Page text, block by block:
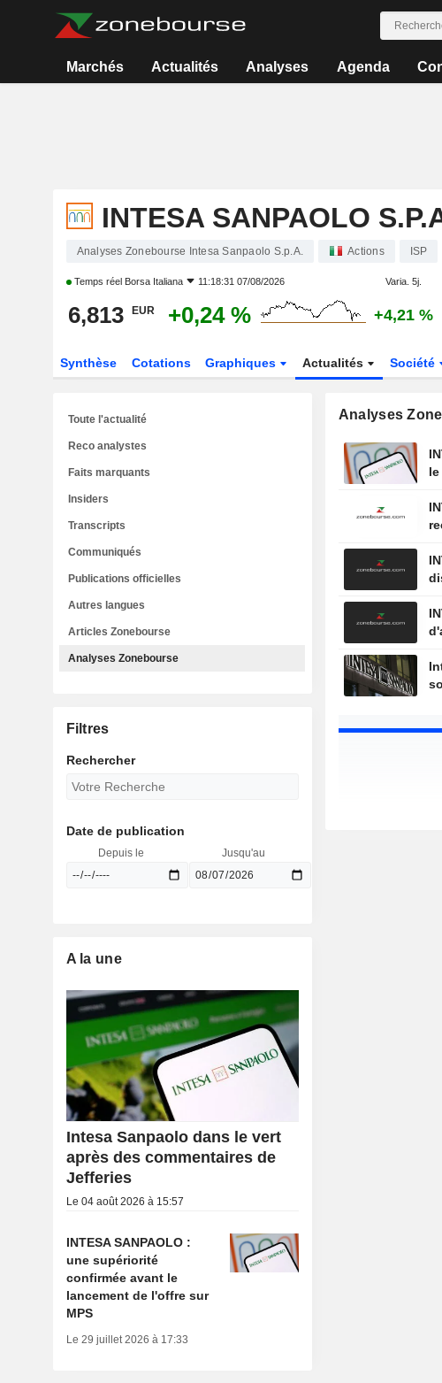
Marchés Actualités Analyses Agenda
INTESA SANPAOLO
Analyses Zonebourse Intesa Sanpaolo S.p.A. Actions ISP
Temps réel Borsa Italiana 11:18:31 07/08/2026 Varia. 5j.
6,813 EUR +0,24 % +4,21 %
Synthèse Cotations Graphiques Actualités Société
Analyses
Toute l'actualité
Reco analystes
Faits marquants
Insiders
Transcripts
Communiqués
Publications officielles
Autres langues
Articles Zonebourse
Analyses Zonebourse
Filtres
Rechercher
Date de publication
Depuis le Jusqu'au
A la une
Intesa Sanpaolo dans le vert
après des commentaires de
Jefferies
Le 04 août 2026 à 15:57
INTESA SANPAOLO :
une supériorité
confirmée avant le
lancement de l'offre sur
MPS
Le 29 juillet 2026 à 17:33